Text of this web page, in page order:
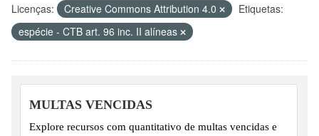
Licenças: Creative Commons Attribution 4.0
Etiquetas:
espécie - CTB art. 96 inc. II alíneas
MULTAS VENCIDAS
Explore recursos com quantitativo de multas vencidas e